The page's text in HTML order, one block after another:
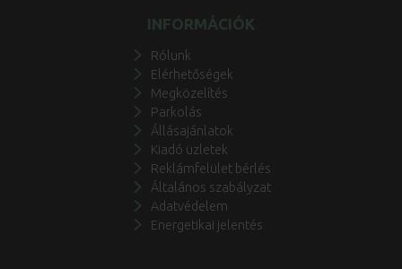
INFORMÁCIÓK
Rólunk
Elérhetőségek
Megközelítés
Parkolás
Állásajánlatok
Kiadó üzletek
Reklámfelület bérlés
Általános szabályzat
Adatvédelem
Energetikai jelentés